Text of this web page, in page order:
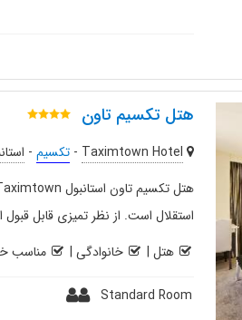
هتل تکسیم تاون
Taximtown Hotel
-تکسیم -
استقلال است. از نظر تمیزی قابل
هتل | خانوادگی | مناسب
Standard Room